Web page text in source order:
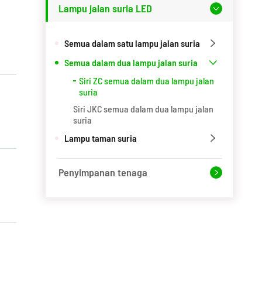
Lampu jalan suria LED 
Semua dalam satu lampu jalan suria 
Semua dalam dua lampu jalan suria 
Siri ZC semua dalam dua lampu jalan
suria
Siri JKC semua dalam dua lampu jalan
suria
Lampu taman suria

Penyimpanan tenaga 